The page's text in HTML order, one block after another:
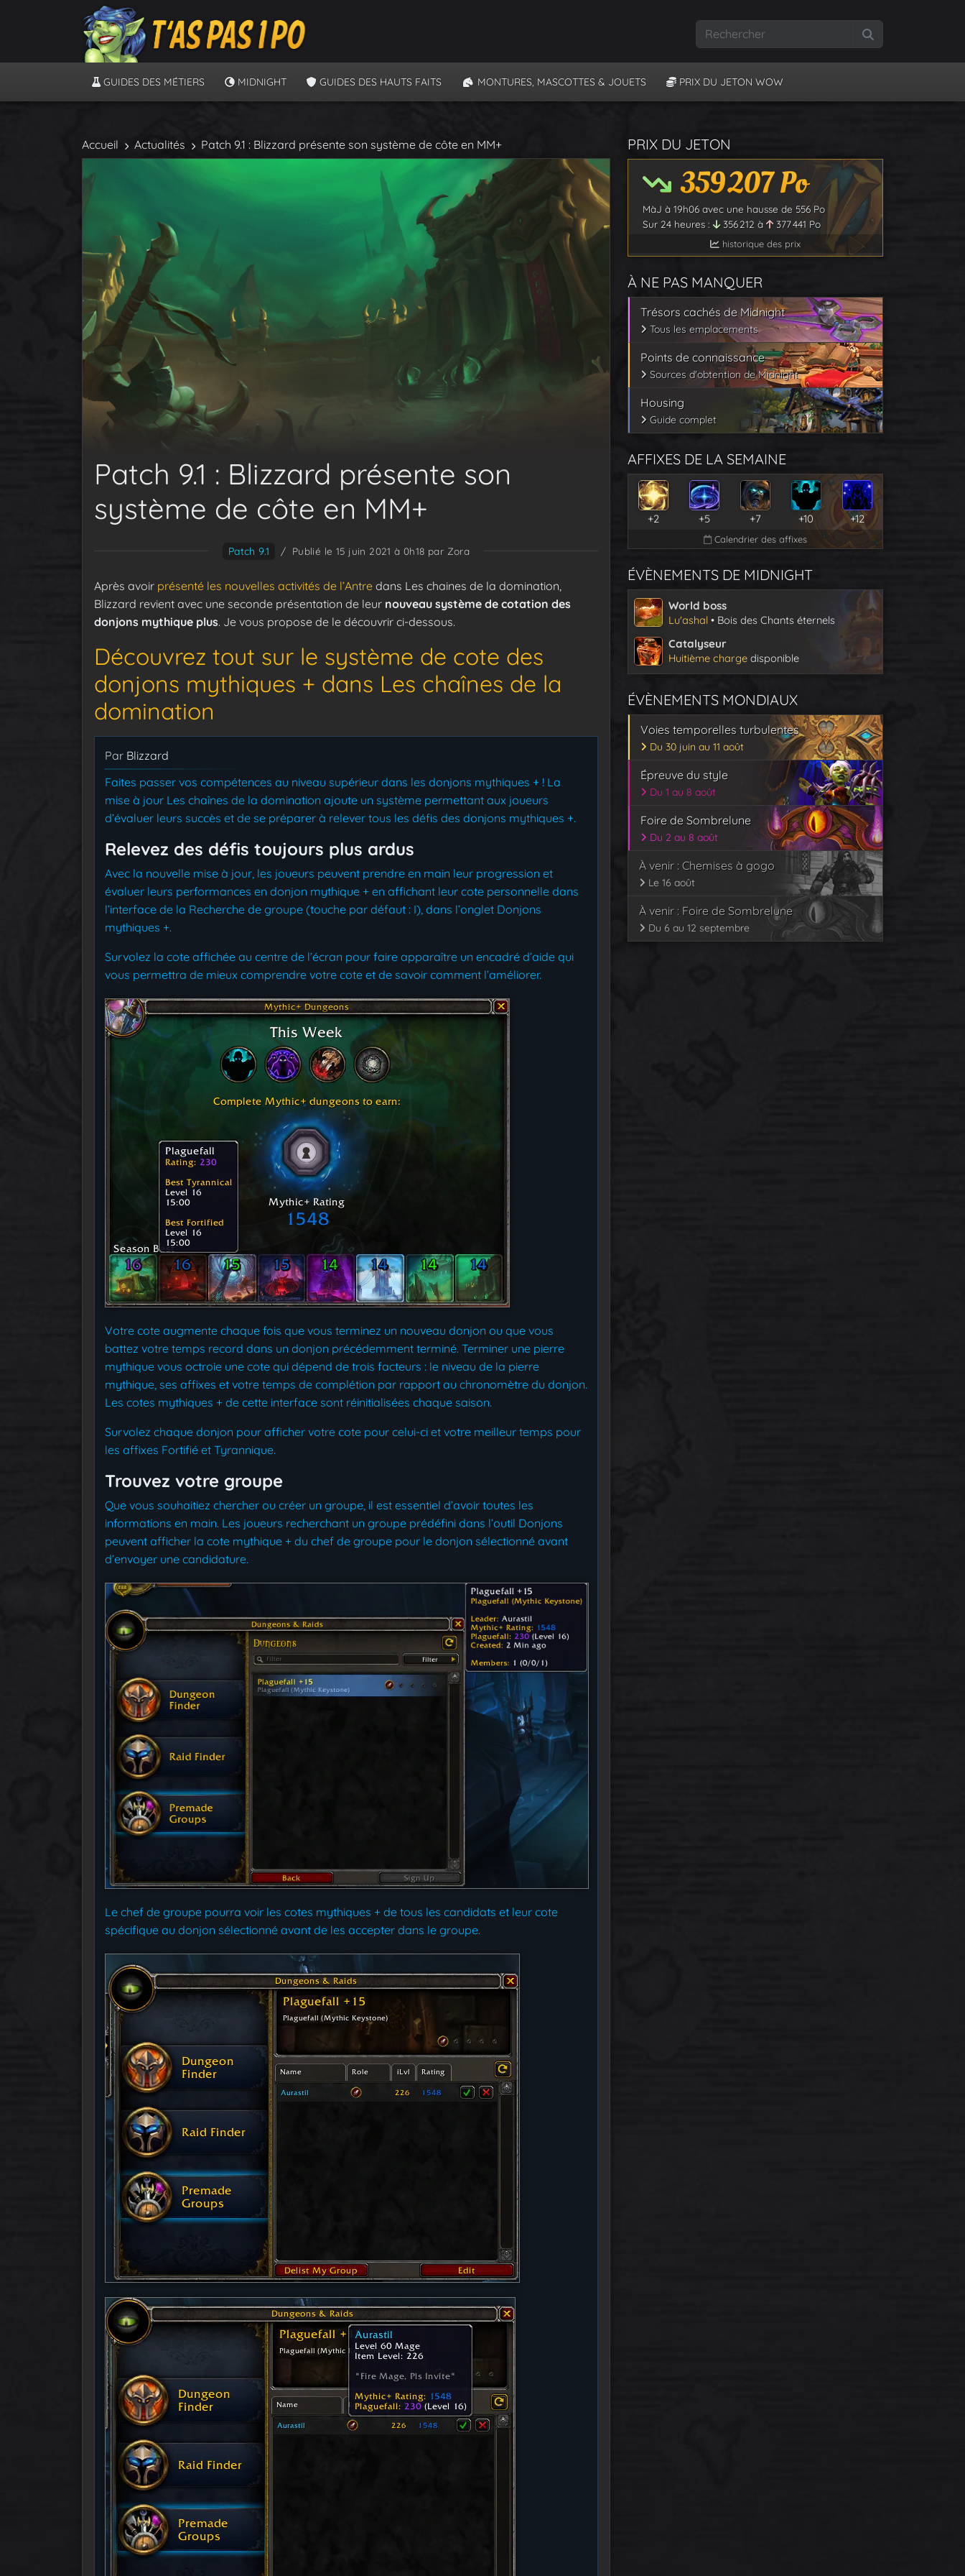
GUIDES DES MÉTIERS MIDNIGHT GUIDES DES HAUTS FAITS MONTURES, MASCOTTES & JOUETS PRIX DU JETON WOW
Accueil Actualités Patch 9.1 : Blizzard présente son système de côte en MM+
Patch 9.1 : Blizzard présente son
système de côte en MM+
Patch 9.1 / Publié le 15 juin 2021 à 0h18 par Zora
Après avoir présenté les nouvelles activités de l’Antre dans Les chaines de la domination,
Blizzard revient avec une seconde présentation de leur nouveau système de cotation des
donjons mythique plus. Je vous propose de le découvrir ci-dessous.
Découvrez tout sur le système de cote des
donjons mythiques + dans Les chaînes de la
domination
Par Blizzard
Faites passer vos compétences au niveau supérieur dans les donjons mythiques + ! La
mise à jour Les chaînes de la domination ajoute un système permettant aux joueurs
d’évaluer leurs succès et de se préparer à relever tous les défis des donjons mythiques +.
Relevez des défis toujours plus ardus
Avec la nouvelle mise à jour, les joueurs peuvent prendre en main leur progression et
évaluer leurs performances en donjon mythique + en affichant leur cote personnelle dans
l’interface de la Recherche de groupe (touche par défaut : I), dans l’onglet Donjons
mythiques +.
Survolez la cote affichée au centre de l’écran pour faire apparaître un encadré d’aide qui
vous permettra de mieux comprendre votre cote et de savoir comment l’améliorer.
Votre cote augmente chaque fois que vous terminez un nouveau donjon ou que vous
battez votre temps record dans un donjon précédemment terminé. Terminer une pierre
mythique vous octroie une cote qui dépend de trois facteurs : le niveau de la pierre
mythique, ses affixes et votre temps de complétion par rapport au chronomètre du donjon.
Les cotes mythiques + de cette interface sont réinitialisées chaque saison.
Survolez chaque donjon pour afficher votre cote pour celui-ci et votre meilleur temps pour
les affixes Fortifié et Tyrannique.
Trouvez votre groupe
Que vous souhaitiez chercher ou créer un groupe, il est essentiel d’avoir toutes les
informations en main. Les joueurs recherchant un groupe prédéfini dans l’outil Donjons
peuvent afficher la cote mythique + du chef de groupe pour le donjon sélectionné avant
d’envoyer une candidature.
Le chef de groupe pourra voir les cotes mythiques + de tous les candidats et leur cote
spécifique au donjon sélectionné avant de les accepter dans le groupe.
PRIX DU JETON
359 207Po
MàJ à 19h06 avec une hausse de 556Po
Sur 24 heures :
356 212 à 377 441 Po
historique des prix
À NE PAS MANQUER
Trésors cachés de Midnight
Tous les emplacements
Points de connaissance
Sources d'obtention de Midnight
Housing
Guide complet
AFFIXES DE LA SEMAINE
+2 +5 +7 +10 +12
Calendrier des affixes
ÉVÈNEMENTS DE MIDNIGHT
World boss
Lu'ashal • Bois des Chants éternels
Catalyseur
Huitième charge disponible
ÉVÈNEMENTS MONDIAUX
Voies temporelles turbulentes
Du 30 juin au 11 août
Épreuve du style
Du 1 au 8 août
Foire de Sombrelune
Du 2 au 8 août
À venir : Chemises à gogo
Le 16 août
À venir : Foire de Sombrelune
Du 6 au 12 septembre